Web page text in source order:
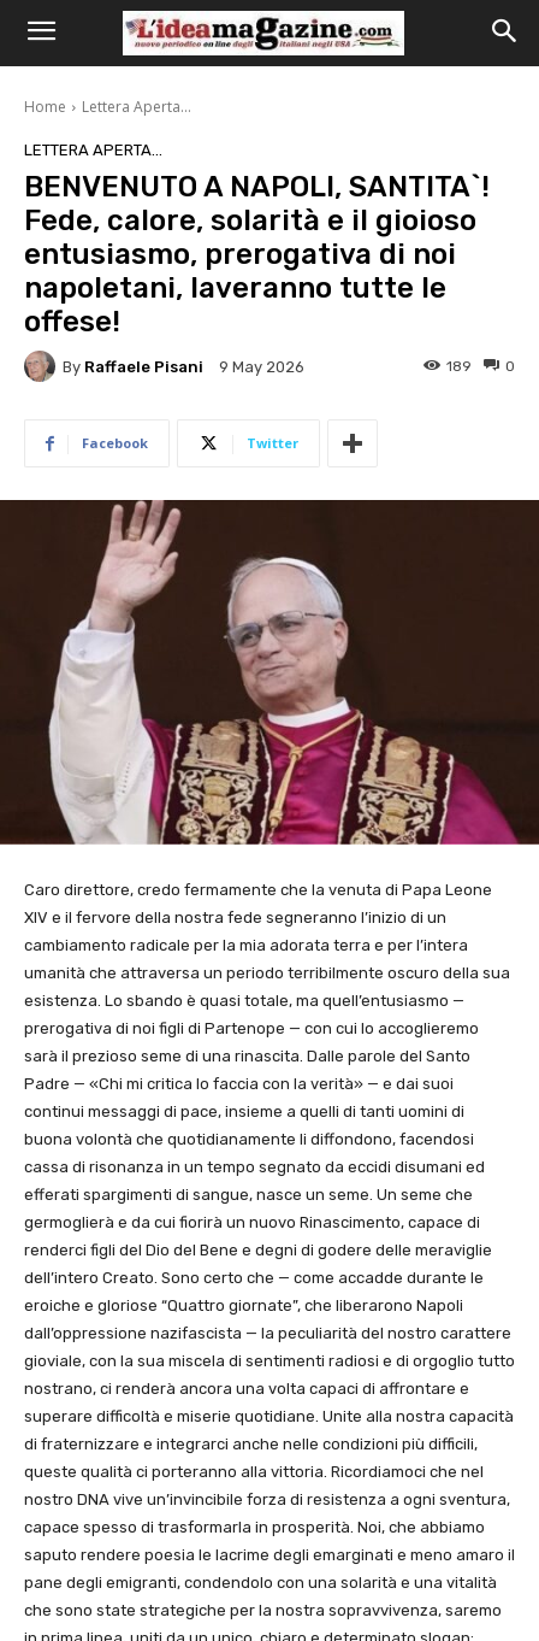
Home Lettera Aperta...
LETTERA APERTA...
BENVENUTO A NAPOLI, SANTITA`!
Fede, calore, solarità e il gioioso
entusiasmo, prerogativa di noi
napoletani, laveranno tutte le
offese!
By Raffaele Pisani 9 May 2026 0
189
Facebook Twitter
Caro direttore, credo fermamente che la venuta di Papa Leone
XIV e il fervore della nostra fede segneranno l’inizio di un
cambiamento radicale per la mia adorata terra e per l’intera
umanità che attraversa un periodo terribilmente oscuro della sua
esistenza. Lo sbando è quasi totale, ma quell’entusiasmo —
prerogativa di noi figli di Partenope — con cui lo accoglieremo
sarà il prezioso seme di una rinascita. Dalle parole del Santo
Padre — «Chi mi critica lo faccia con la verità» — e dai suoi
continui messaggi di pace, insieme a quelli di tanti uomini di
buona volontà che quotidianamente li diffondono, facendosi
cassa di risonanza in un tempo segnato da eccidi disumani ed
efferati spargimenti di sangue, nasce un seme. Un seme che
germoglierà e da cui fiorirà un nuovo Rinascimento, capace di
renderci figli del Dio del Bene e degni di godere delle meraviglie
dell’intero Creato. Sono certo che — come accadde durante le
eroiche e gloriose “Quattro giornate”, che liberarono Napoli
dall’oppressione nazifascista — la peculiarità del nostro carattere
gioviale, con la sua miscela di sentimenti radiosi e di orgoglio tutto
nostrano, ci renderà ancora una volta capaci di affrontare e
superare difficoltà e miserie quotidiane. Unite alla nostra capacità
di fraternizzare e integrarci anche nelle condizioni più difficili,
queste qualità ci porteranno alla vittoria. Ricordiamoci che nel
nostro DNA vive un’invincibile forza di resistenza a ogni sventura,
capace spesso di trasformarla in prosperità. Noi, che abbiamo
saputo rendere poesia le lacrime degli emarginati e meno amaro il
pane degli emigranti, condendolo con una solarità e una vitalità
che sono state strategiche per la nostra sopravvivenza, saremo